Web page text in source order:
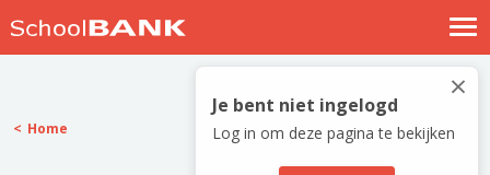
Nostalgische verhalen
Log in
Meld je gratis aan
×
Je bent niet ingelogd
Log in om deze pagina te bekijken
Home